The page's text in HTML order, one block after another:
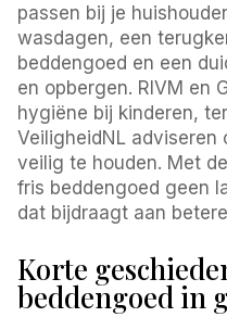
passen bij je
wasdagen, een
beddengoed en een
en opbergen. RIVM en
hygiëne bij kinderen,
VeiligheidNL adviseren
veilig te houden. Met
fris beddengoed geen
dat bijdraagt aan
Korte
beddengoed in